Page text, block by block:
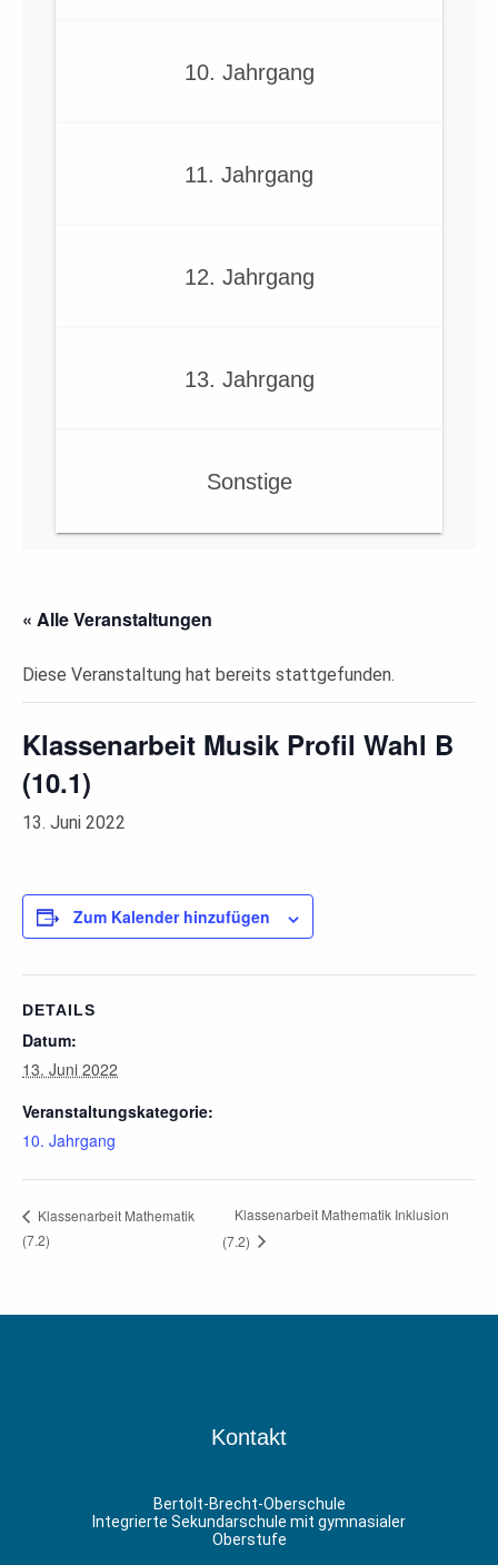
10. Jahrgang
11. Jahrgang
12. Jahrgang
13. Jahrgang
Sonstige
« Alle Veranstaltungen
Diese Veranstaltung hat bereits stattgefunden.
Klassenarbeit Musik Profil Wahl B
(10.1)
13. Juni 2022
Zum Kalender hinzufügen
DETAILS
Datum:
13. Juni 2022
Veranstaltungskategorie:
10. Jahrgang
Klassenarbeit Mathematik
(7.2)
Klassenarbeit Mathematik Inklusion
(7.2)
Kontakt
Bertolt-Brecht-Oberschule
Integrierte Sekundarschule mit gymnasialer
Oberstufe